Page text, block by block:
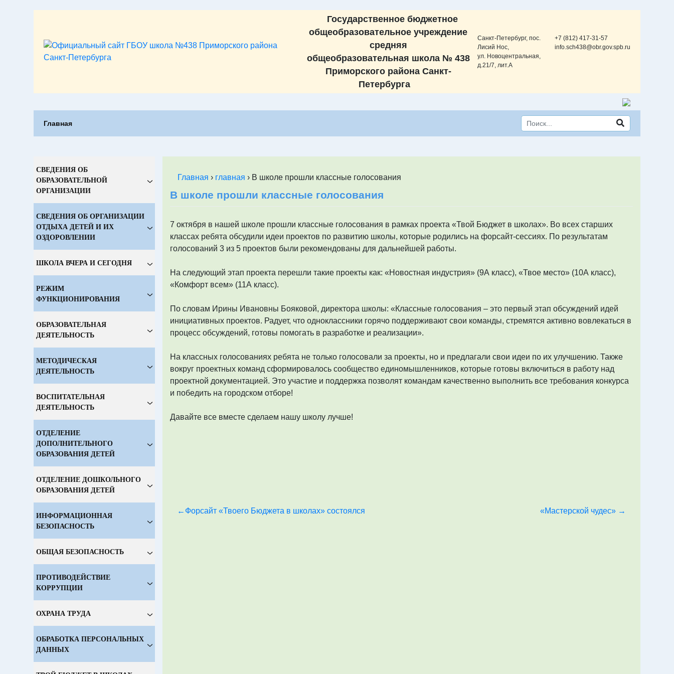
Государственное бюджетное
общеобразовательное учреждение
cредняя
общеобразовательная школа № 438
Приморского района Санкт-
Петербурга
Санкт-Петербург, пос.
Лисий Нос,
ул. Новоцентральная,
д.21/7, лит.А
+7 (812) 417-31-57
info.sch438@obr.gov.spb.ru
Главная
СВЕДЕНИЯ ОБ
ОБРАЗОВАТЕЛЬНОЙ
ОРГАНИЗАЦИИ
СВЕДЕНИЯ ОБ ОРГАНИЗАЦИИ
ОТДЫХА ДЕТЕЙ И ИХ
ОЗДОРОВЛЕНИИ
ШКОЛА ВЧЕРА И СЕГОДНЯ
РЕЖИМ
ФУНКЦИОНИРОВАНИЯ
ОБРАЗОВАТЕЛЬНАЯ
ДЕЯТЕЛЬНОСТЬ
МЕТОДИЧЕСКАЯ
ДЕЯТЕЛЬНОСТЬ
ВОСПИТАТЕЛЬНАЯ
ДЕЯТЕЛЬНОСТЬ
ОТДЕЛЕНИЕ
ДОПОЛНИТЕЛЬНОГО
ОБРАЗОВАНИЯ ДЕТЕЙ
ОТДЕЛЕНИЕ ДОШКОЛЬНОГО
ОБРАЗОВАНИЯ ДЕТЕЙ
ИНФОРМАЦИОННАЯ
БЕЗОПАСНОСТЬ
ОБЩАЯ БЕЗОПАСНОСТЬ
ПРОТИВОДЕЙСТВИЕ
КОРРУПЦИИ
ОХРАНА ТРУДА
ОБРАБОТКА ПЕРСОНАЛЬНЫХ
ДАННЫХ
Главная › главная › В школе прошли классные голосования
В школе прошли классные голосования
7 октября в нашей школе прошли классные голосования в рамках проекта «Твой Бюджет в школах». Во всех старших
классах ребята обсудили идеи проектов по развитию школы, которые родились на форсайт-сессиях. По результатам
голосований 3 из 5 проектов были рекомендованы для дальнейшей работы.
На следующий этап проекта перешли такие проекты как: «Новостная индустрия» (9А класс), «Твое место» (10А класс),
«Комфорт всем» (11А класс).
По словам Ирины Ивановны Бояковой, директора школы: «Классные голосования – это первый этап обсуждений идей
инициативных проектов. Радует, что одноклассники горячо поддерживают свои команды, стремятся активно вовлекаться в
процесс обсуждений, готовы помогать в разработке и реализации».
На классных голосованиях ребята не только голосовали за проекты, но и предлагали свои идеи по их улучшению. Также
вокруг проектных команд сформировалось сообщество единомышленников, которые готовы включиться в работу над
проектной документацией. Это участие и поддержка позволят командам качественно выполнить все требования конкурса
и победить на городском отборе!
Давайте все вместе сделаем нашу школу лучше!
Навигация
Форсайт «Твоего Бюджета в школах» состоялся «Мастерской чудес»